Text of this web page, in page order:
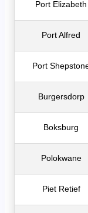
Port Elizabeth
Port Alfred
Port
Burgersdorp
Boksburg
Polokwane
Piet Retief